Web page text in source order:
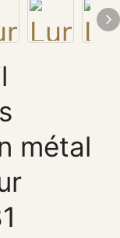
métal